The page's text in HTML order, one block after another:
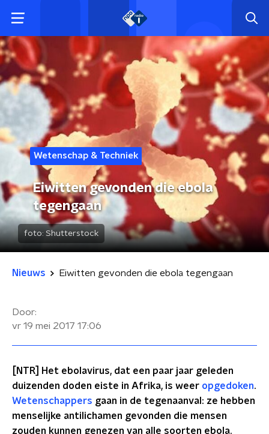
Wetenschap & Techniek
Eiwitten gevonden die ebola
tegengaan
foto: Shutterstock
Nieuws Eiwitten gevonden die ebola tegengaan
Door:
vr 19 mei 2017 17:06
[NTR] Het ebolavirus, dat een paar jaar geleden
duizenden doden eiste in Afrika, is weer opgedoken.
Wetenschappers gaan in de tegenaanval: ze hebben
menselijke antilichamen gevonden die mensen
zouden kunnen genezen van alle soorten ebola.